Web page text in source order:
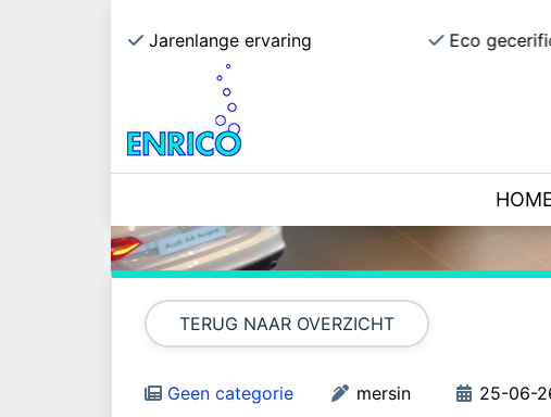
Jarenlange ervaring Eco
TERUG NAAR OVERZICHT
Geen categorie mersin 25-06-